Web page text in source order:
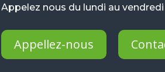
Appelez nous du lundi au
Appellez-nous